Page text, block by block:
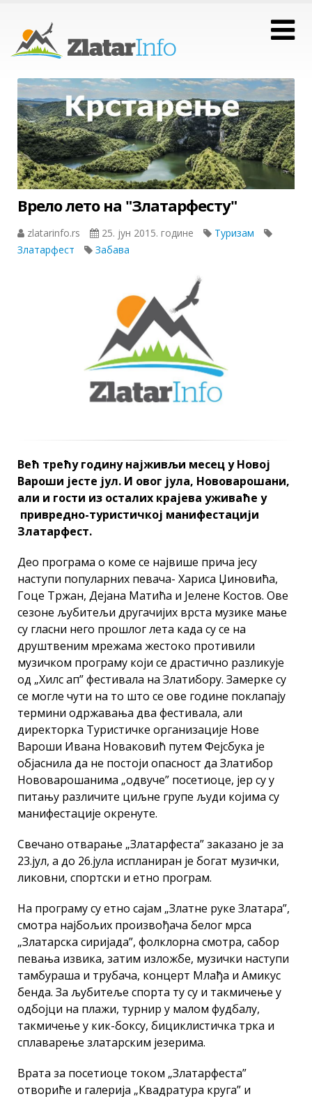
Врело лето на "Златарфесту"
zlatarinfo.rs 25. јун 2015. године
Туризам
Златарфест
Забава
Већ трећу годину најживљи месец у Новој
Вароши јесте јул. И овог јула, Нововарошани,
али и гости из осталих крајева уживаће у
привредно-туристичкој манифестацији
Златарфест.
Део програма о коме се највише прича јесу
наступи популарних певача- Хариса Џиновића,
Гоце Тржан, Дејана Матића и Јелене Костов. Ове
сезоне љубитељи другачијих врста музике мање
су гласни него прошлог лета када су се на
друштвеним мрежама жестоко противили
музичком програму који се драстично разликује
од „Хилс ап” фестивала на Златибору. Замерке су
се могле чути на то што се ове године поклапају
термини одржавања два фестивала, али
директорка Туристичке организације Нове
Вароши Ивана Новаковић путем Фејсбука је
објаснила да не постоји опасност да Златибор
Нововарошанима „одвуче” посетиоце, јер су у
питању различите циљне групе људи којима су
манифестације окренуте.
Свечано отварање „Златарфеста” заказано је за
23.јул, а до 26.јула испланиран је богат музички,
ликовни, спортски и етно програм.
На програму су етно сајам „Златне руке Златара”,
смотра најбољих произвођача белог мрса
„Златарска сиријада”, фолклорна смотра, сабор
певања извика, затим изложбе, музички наступи
тамбураша и трубача, концерт Млађа и Амикус
бенда. За љубитеље спорта ту су и такмичење у
одбојци на плажи, турнир у малом фудбалу,
такмичење у кик-боксу, бициклистичка трка и
сплаварење златарским језерима.
Врата за посетиоце током „Златарфеста”
отвориће и галерија „Квадратура круга” и